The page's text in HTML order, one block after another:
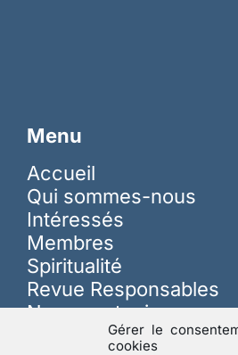
Gérer le
cookies
Menu
Accueil
Qui sommes-nous
Intéressés
Membres
Spiritualité
Revue Responsables
Nous soutenir